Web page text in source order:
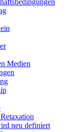
Medien
neu definiert